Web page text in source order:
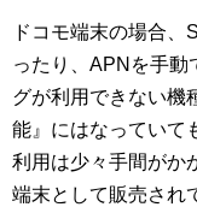
ドコモ端末の場合、
ったり、APNを手動
グが利用できない機
能』にはなっていて
利用は少々手間がか
端末として販売され